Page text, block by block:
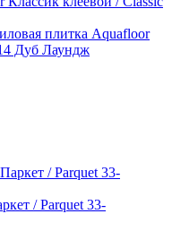
плитка Aquafloor
Дуб Лаундж
/ Parquet 33-